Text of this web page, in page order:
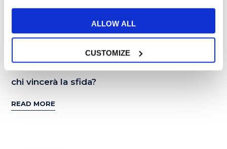
ALLOW ALL
CUSTOMIZE
Tips e Curiosità
Street food italiano vs street food inglese:
chi vincerà la sfida?
READ MORE